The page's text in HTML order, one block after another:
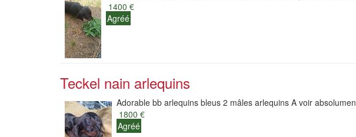
1400 €
Agréé
Teckel nain arlequins
Adorable bb arlequins bleus 2 mâles arlequins A voir
1800 €
Agréé